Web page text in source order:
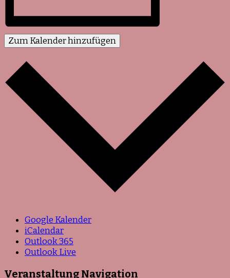
Zum Kalender hinzufügen
Google Kalender
iCalendar
Outlook 365
Outlook Live
Veranstaltung Navigation